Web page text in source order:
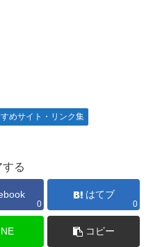
めサイト・リンク集
する
0
はてブ
0
コピー